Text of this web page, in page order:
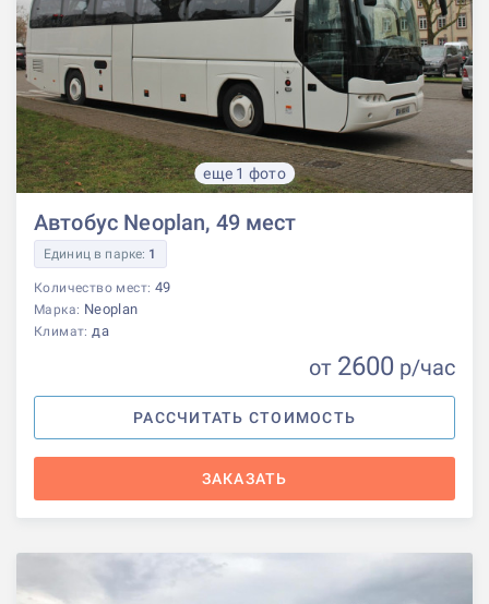
еще 1 фото
Автобус Neoplan, 49 мест
Единиц в парке: 1
Количество мест: 49
Марка: Neoplan
Климат:да
от 2600 р/час
РАССЧИТАТЬ СТОИМОСТЬ
ЗАКАЗАТЬ